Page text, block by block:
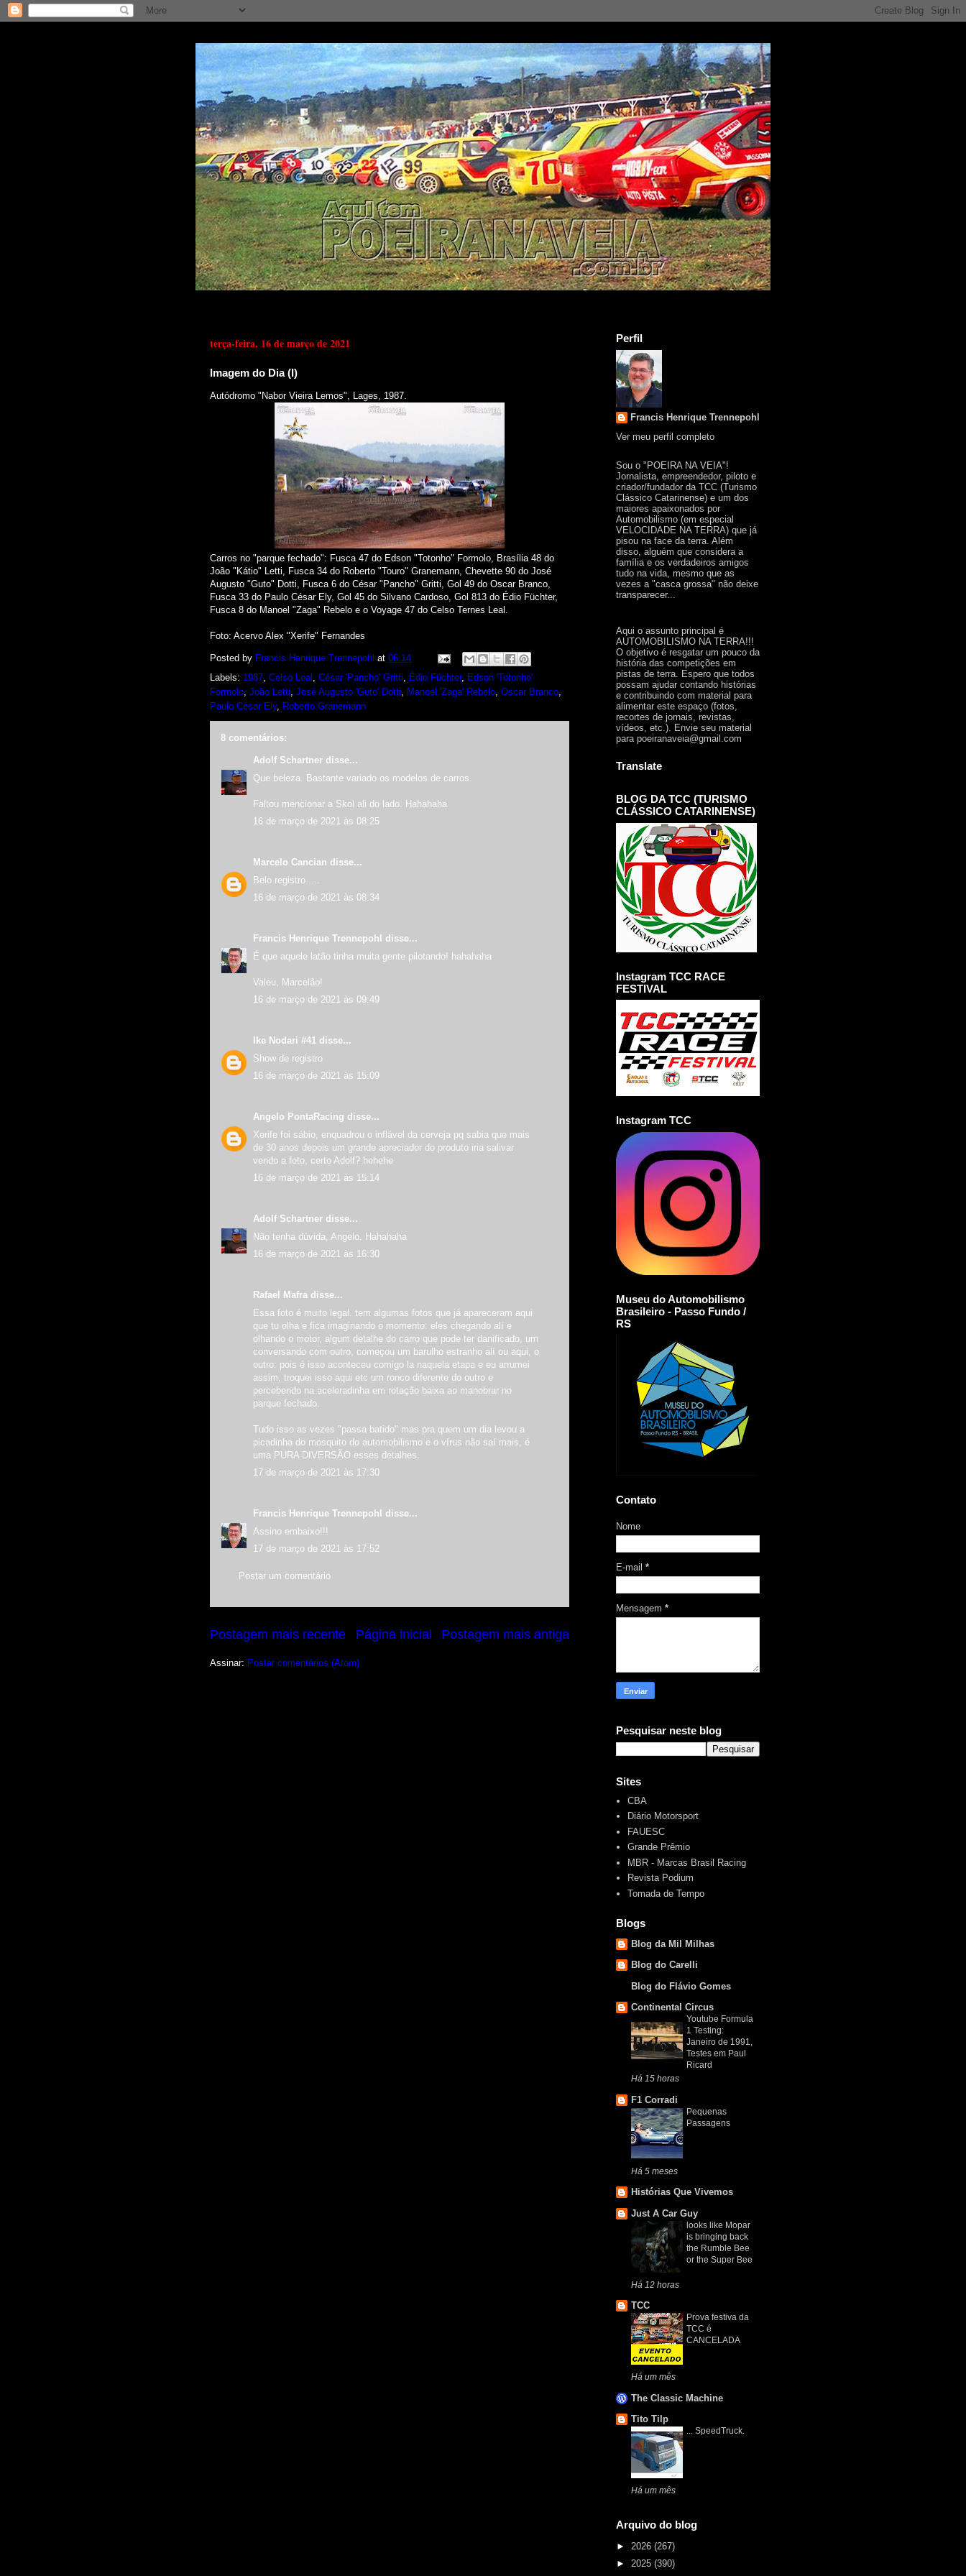
terça-feira, 16 de março de 2021
Imagem do Dia (I)
Autódromo "Nabor Vieira Lemos", Lages, 1987.
Carros no "parque fechado": Fusca 47 do Edson "Totonho" Formolo, Brasília 48 do
João "Kátio" Letti, Fusca 34 do Roberto "Touro" Granemann, Chevette 90 do José
Augusto "Guto" Dotti, Fusca 6 do César "Pancho" Gritti, Gol 49 do Oscar Branco,
Fusca 33 do Paulo César Ely, Gol 45 do Silvano Cardoso, Gol 813 do Édio Füchter,
Fusca 8 do Manoel "Zaga" Rebelo e o Voyage 47 do Celso Ternes Leal.
Foto: Acervo Alex "Xerife" Fernandes
Posted by Francis Henrique Trennepohl at 06:14
Labels: 1987, Celso Leal , César 'Pancho' Gritti, Édio Füchter, Edson 'Totonho'
Formolo, João Letti, José Augusto 'Guto' Dotti, Manoel 'Zaga' Rebelo, Oscar Branco,
Paulo César Ely, Roberto Granemann
8 comentários:
Adolf Schartner disse...
Que beleza. Bastante variado os modelos de carros.
Faltou mencionar a Skol ali do lado. Hahahaha
16 de março de 2021 às 08:25
Marcelo Cancian disse...
Belo registro.....
16 de março de 2021 às 08:34
Francis Henrique Trennepohl
disse...
É que aquele latão tinha muita gente pilotando! hahahaha
Valeu, Marcelão!
16 de março de 2021 às 09:49
Ike Nodari #41 disse...
Show de registro
16 de março de 2021 às 15:09
Angelo PontaRacing disse...
Xerife foi sábio, enquadrou o inflável da cerveja pq sabia que mais
de 30 anos depois um grande apreciador do produto iria salivar
vendo a foto, certo Adolf? hehehe
16 de março de 2021 às 15:14
Adolf Schartner disse...
Não tenha dúvida, Angelo. Hahahaha
16 de março de 2021 às 16:30
Rafael Mafra disse...
Essa foto é muito legal. tem algumas fotos que já apareceram aqui
que tu olha e fica imaginando o momento: eles chegando alí e
olhando o motor, algum detalhe do carro que pode ter danificado, um
conversando com outro, começou um barulho estranho alí ou aqui, o
outro: pois é isso aconteceu comigo la naquela etapa e eu arrumei
assim, troquei isso aqui etc um ronco diferente do outro e
percebendo na aceleradinha em rotação baixa ao manobrar no
parque fechado.
Tudo isso as vezes "passa batido" mas pra quem um dia levou a
picadinha do mosquito do automobilismo e o vírus não saí mais, é
uma PURA DIVERSÃO esses detalhes.
17 de março de 2021 às 17:30
Francis Henrique Trennepohl
disse...
Assino embaixo!!!
17 de março de 2021 às 17:52
Postar um comentário
Postagem mais recente Postagem mais antiga
Página inicial
Assinar: Postar comentários (Atom)
Perfil
Francis Henrique Trennepohl
Ver meu perfil completo
Sou o "POEIRA NA VEIA"!
Jornalista, empreendedor, piloto e
criador/fundador da TCC (Turismo
Clássico Catarinense) e um dos
maiores apaixonados por
Automobilismo (em especial
VELOCIDADE NA TERRA) que já
pisou na face da terra. Além
disso, alguém que considera a
família e os verdadeiros amigos
tudo na vida, mesmo que as
vezes a "casca grossa" não deixe
transparecer...
Aqui o assunto principal é
AUTOMOBILISMO NA TERRA!!!
O objetivo é resgatar um pouco da
história das competições em
pistas de terra. Espero que todos
possam ajudar contando histórias
e contribuindo com material para
alimentar este espaço (fotos,
recortes de jornais, revistas,
vídeos, etc.). Envie seu material
para poeiranaveia@gmail.com
Translate
BLOG DA TCC (TURISMO
CLÁSSICO CATARINENSE)
Instagram TCC RACE
FESTIVAL
Instagram TCC
Museu do Automobilismo
Brasileiro - Passo Fundo /
RS
Contato
Nome
E-mail *
Mensagem *
Pesquisar neste blog
Sites
CBA
Diário Motorsport
FAUESC
Grande Prêmio
MBR - Marcas Brasil Racing
Revista Podium
Tomada de Tempo
Blogs
Blog da Mil Milhas
Blog do Carelli
Blog do Flávio Gomes
Continental Circus
Youtube Formula
1 Testing:
Janeiro de 1991,
Testes em Paul
Ricard
Há 15 horas
F1 Corradi
Pequenas
Passagens
Há 5 meses
Histórias Que Vivemos
Just A Car Guy
looks like Mopar
is bringing back
the Rumble Bee
or the Super Bee
Há 12 horas
TCC
Prova festiva da
TCC é
CANCELADA
Há um mês
The Classic Machine
Tito Tilp
... SpeedTruck.
Há um mês
Arquivo do blog
► 2026 (267)
► 2025 (390)